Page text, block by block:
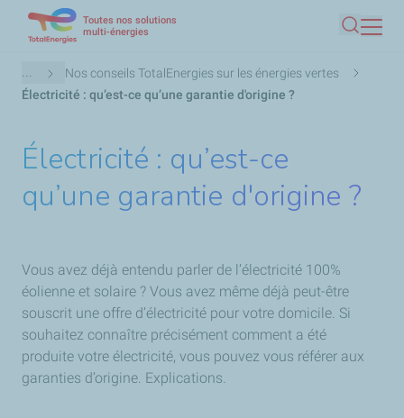
contenu
principal
Toutes nos solutions
multi-énergies
Fil
d'Ariane
...
Nos conseils TotalEnergies sur les énergies vertes
Électricité : qu’est-ce qu’une garantie d'origine ?
Électricité : qu’est-ce
qu’une garantie d'origine ?
Vous avez déjà entendu parler de l’électricité 100%
éolienne et solaire ? Vous avez même déjà peut-être
souscrit une offre d’électricité pour votre domicile. Si
souhaitez connaître précisément comment a été
produite votre électricité, vous pouvez vous référer aux
garanties d’origine. Explications.